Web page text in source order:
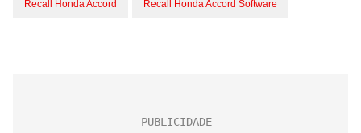
Recall Honda Accord Recall Honda Accord Software